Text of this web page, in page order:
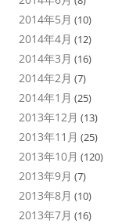
2014年5月 (10)
2014年4月 (12)
2014年3月 (16)
2014年2月 (7)
2014年1月 (25)
2013年12月 (13)
2013年11月 (25)
2013年10月 (120)
2013年9月 (7)
2013年8月 (10)
2013年7月 (16)